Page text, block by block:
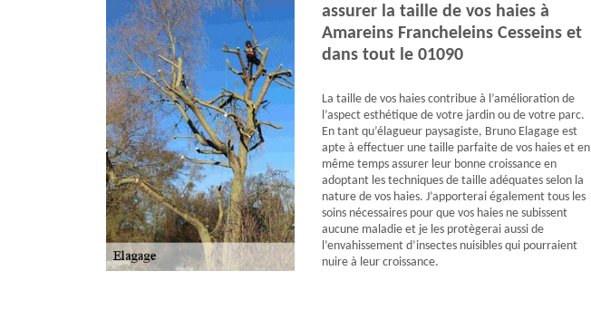
assurer la taille de vos haies à
Amareins Francheleins Cesseins et
dans tout le 01090
La taille de vos haies contribue à l’amélioration de
l’aspect esthétique de votre jardin ou de votre parc.
En tant qu’élagueur paysagiste, Bruno Elagage est
apte à effectuer une taille parfaite de vos haies et en
même temps assurer leur bonne croissance en
adoptant les techniques de taille adéquates selon la
nature de vos haies. J’apporterai également tous les
soins nécessaires pour que vos haies ne subissent
aucune maladie et je les protègerai aussi de
l’envahissement d’insectes nuisibles qui pourraient
nuire à leur croissance.